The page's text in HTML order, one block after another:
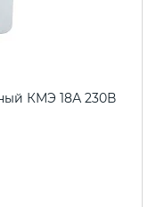
КМЭ 18А 230В